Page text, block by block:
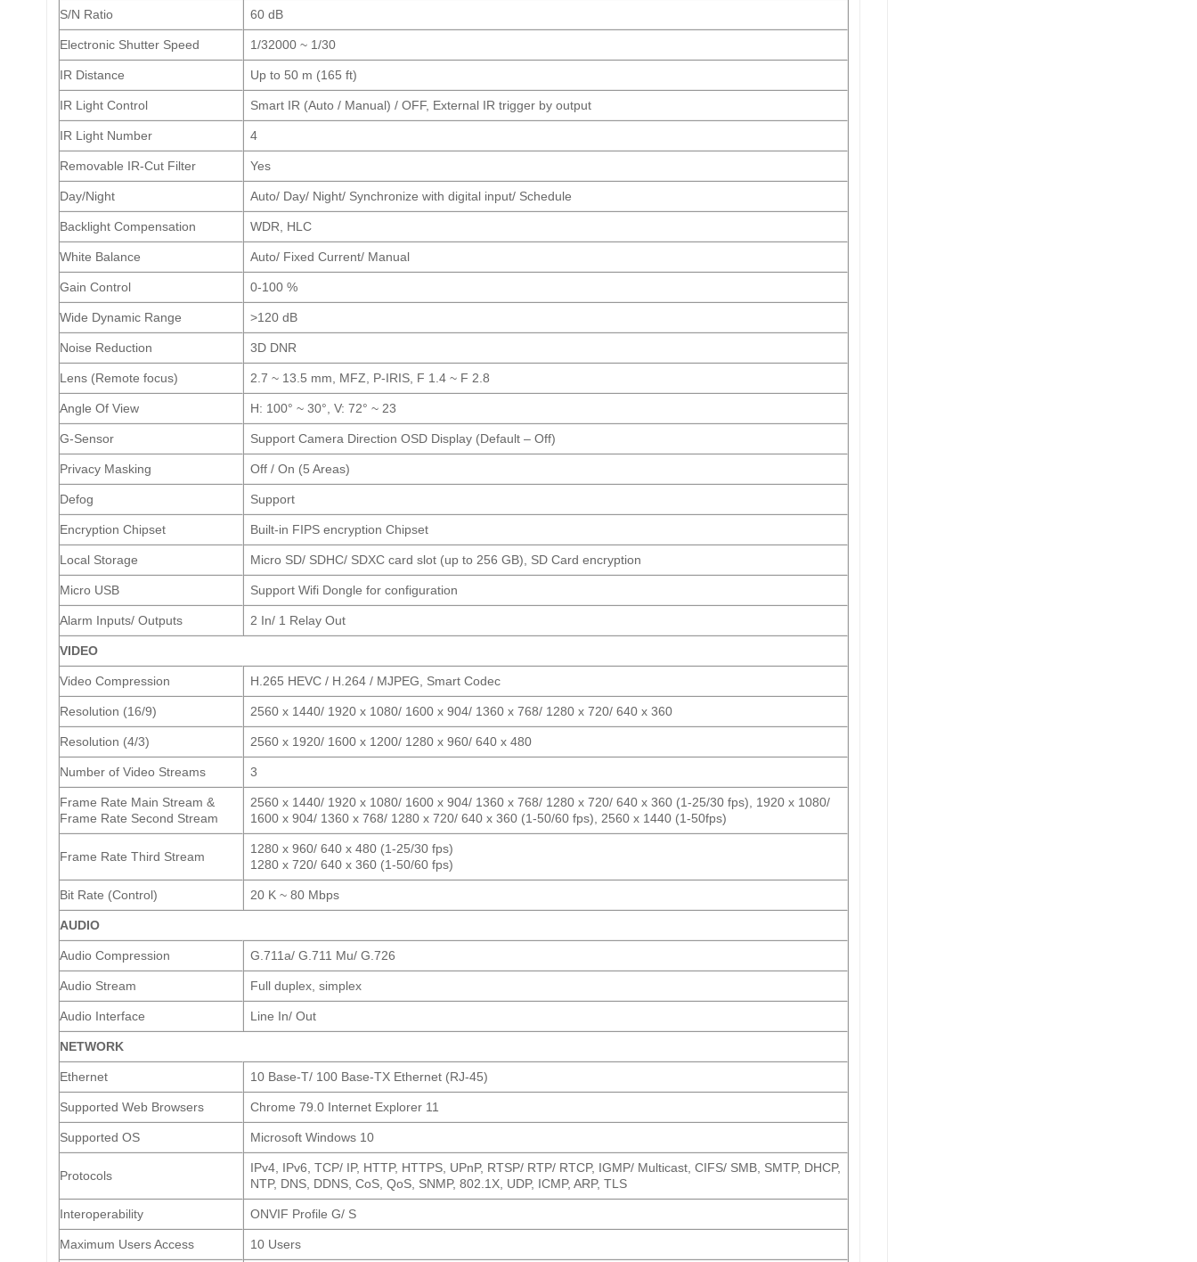
S/N Ratio 60 dB
Electronic Shutter Speed 1/32000 ~ 1/30
IR Distance Up to 50 m (165 ft)
IR Light Control Smart IR (Auto / Manual) / OFF, External IR trigger by output
IR Light Number 4
Removable IR-Cut Filter Yes
Day/Night Auto/ Day/ Night/ Synchronize with digital input/ Schedule
Backlight Compensation WDR, HLC
White Balance Auto/ Fixed Current/ Manual
Gain Control 0-100 %
Wide Dynamic Range >120 dB
Noise Reduction 3D DNR
Lens (Remote focus) 2.7 ~ 13.5 mm, MFZ, P-IRIS, F 1.4 ~ F 2.8
Angle Of View H: 100° ~ 30°, V: 72° ~ 23
G-Sensor Support Camera Direction OSD Display (Default – Off)
Privacy Masking Off / On (5 Areas)
Defog Support
Encryption Chipset Built-in FIPS encryption Chipset
Local Storage Micro SD/ SDHC/ SDXC card slot (up to 256 GB), SD Card encryption
Micro USB Support Wifi Dongle for configuration
Alarm Inputs/ Outputs 2 In/ 1 Relay Out
VIDEO
Video Compression H.265 HEVC / H.264 / MJPEG, Smart Codec
Resolution (16/9) 2560 x 1440/ 1920 x 1080/ 1600 x 904/ 1360 x 768/ 1280 x 720/ 640 x 360
Resolution (4/3) 2560 x 1920/ 1600 x 1200/ 1280 x 960/ 640 x 480
Number of Video Streams 3
Frame Rate Main Stream &
Frame Rate Second Stream
2560 x 1440/ 1920 x 1080/ 1600 x 904/ 1360 x 768/ 1280 x 720/ 640 x 360 (1-25/30 fps), 1920 x 1080/
1600 x 904/ 1360 x 768/ 1280 x 720/ 640 x 360 (1-50/60 fps), 2560 x 1440 (1-50fps)
Frame Rate Third Stream
1280 x 960/ 640 x 480 (1-25/30 fps)
1280 x 720/ 640 x 360 (1-50/60 fps)
Bit Rate (Control) 20 K ~ 80 Mbps
AUDIO
Audio Compression G.711a/ G.711 Mu/ G.726
Audio Stream Full duplex, simplex
Audio Interface Line In/ Out
NETWORK
Ethernet 10 Base-T/ 100 Base-TX Ethernet (RJ-45)
Supported Web Browsers Chrome 79.0 Internet Explorer 11
Supported OS Microsoft Windows 10
Protocols
IPv4, IPv6, TCP/ IP, HTTP, HTTPS, UPnP, RTSP/ RTP/ RTCP, IGMP/ Multicast, CIFS/ SMB, SMTP, DHCP,
NTP, DNS, DDNS, CoS, QoS, SNMP, 802.1X, UDP, ICMP, ARP, TLS
Interoperability ONVIF Profile G/ S
Maximum Users Access 10 Users